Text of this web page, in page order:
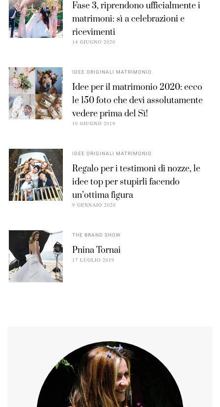
Fase 3, riprendono ufficialmente i
matrimoni: sì a celebrazioni e
ricevimenti
14 GIUGNO 2020
IDEE ORIGINALI MATRIMONIO
Idee per il matrimonio 2020: ecco
le 150 foto che devi assolutamente
vedere prima del Sì!
10 GIUGNO 2019
IDEE ORIGINALI MATRIMONIO
Regalo per i testimoni di nozze, le
idee top per stupirli facendo
un’ottima figura
9 GENNAIO 2020
THE BRAND SHOW
Pnina Tornai
17 LUGLIO 2019